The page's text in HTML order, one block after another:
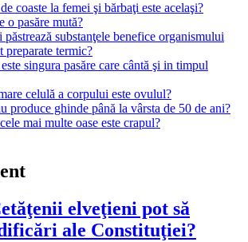
coaste la femei şi bărbaţi este acelaşi?
o pasăre mută?
substanţele benefice organismului
preparate termic?
singura pasăre care cântă şi in timpul
celulă a corpului este ovulul?
produce ghinde până la vârsta de 50 de ani?
mai multe oase este crapul?
elveţieni pot să
ale Constituţiei?